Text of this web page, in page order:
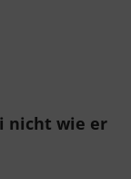
nicht wie er